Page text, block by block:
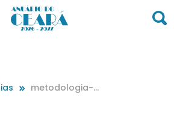
metodologia-q